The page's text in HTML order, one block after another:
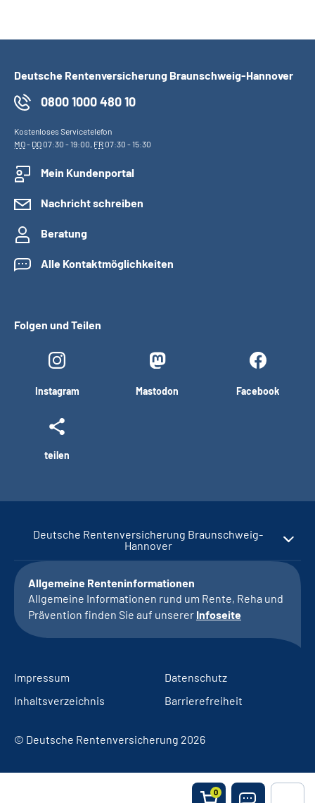
0
Deutsche Rentenversicherung Braunschweig-Hannover
0800 1000 480 10
Kostenloses Servicetelefon
MO- DO07:30 - 19:00, FR07:30 - 15:30
Mein Kundenportal
Nachricht schreiben
Beratung
Alle Kontaktmöglichkeiten
Folgen und Teilen
Instagram Mastodon Facebook
teilen
Deutsche Rentenversicherung Braunschweig-
Hannover
Allgemeine Renteninformationen
Allgemeine Informationen rund um Rente, Reha und
Prävention finden Sie auf unserer Infoseite
Impressum
Datenschutz
Inhaltsverzeichnis
Barrierefreiheit
© Deutsche Rentenversicherung 2026